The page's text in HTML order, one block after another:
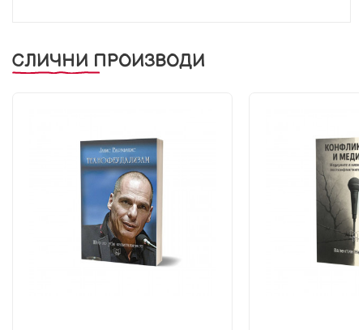
СЛИЧНИ ПРОИЗВОДИ